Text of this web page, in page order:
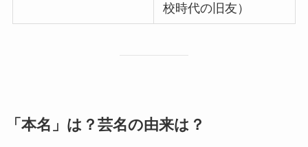
校時代の旧友）
「本名」は？芸名の由来は？